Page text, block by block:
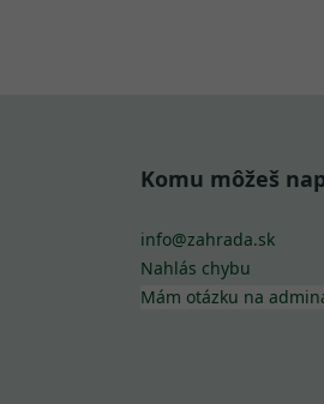
Komu môžeš
info@zahrada.sk
Nahlás chybu
Mám otázku na